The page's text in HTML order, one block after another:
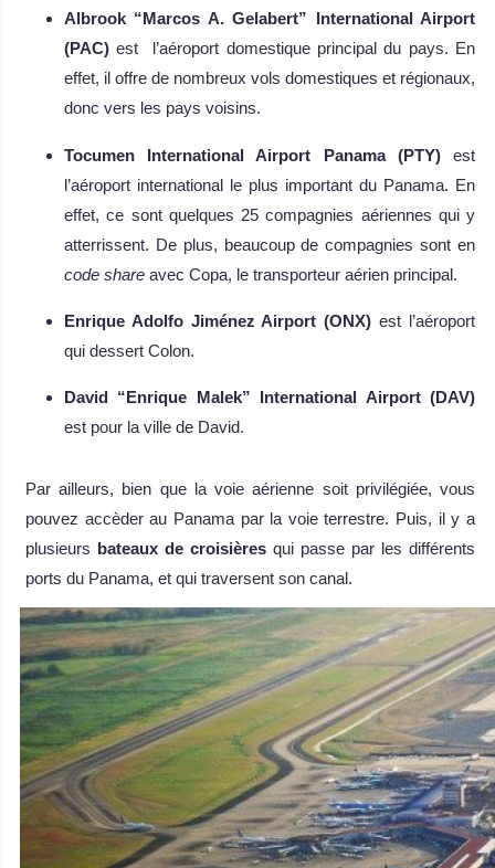
Albrook “Marcos A. Gelabert” International Airport
(PAC) est l’aéroport domestique principal du pays. En
effet, il offre de nombreux vols domestiques et régionaux,
donc vers les pays voisins.
Tocumen International Airport Panama (PTY)est
l’aéroport international le plus important du Panama. En
effet, ce sont quelques 25 compagnies aériennes qui y
atterrissent. De plus, beaucoup de compagnies sont en
code share avec Copa, le transporteur aérien principal.
Enrique Adolfo Jiménez Airport (ONX) est l’aéroport
qui dessert Colon.
David “Enrique Malek” International Airport (DAV)
est pour la ville de David.
Par ailleurs, bien que la voie aérienne soit privilégiée, vous
pouvez accèder au Panama par la voie terrestre. Puis, il y a
plusieurs bateaux de croisières qui passe par les différents
ports du Panama, et qui traversent son canal.